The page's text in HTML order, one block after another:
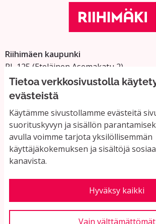
Tietoa verkkosivustolla
evästeistä
Käytämme sivustollamme evästeitä
suorituskyvyn ja sisällön
avulla voimme tarjota yksilöllisemmän
käyttäjäkokemuksen ja sisältöjä
kanavista.
Hyväksy kaikki
Vain välttämättömät
Riihimäen kaupunki
PL 125 (Eteläinen Asemakatu 2)
11101 Riihimäki
Vaihde: 019 758 4000
Sähköpostiosoitteet:
etunimi.sukunimi@riihimaki.fi
Yhteystiedot ja usein kysyttyä
Käyttöehdot
Evästeasetukset